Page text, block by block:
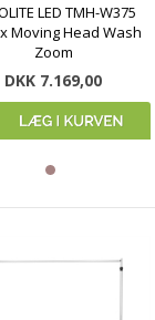
LED TMH-W375
Moving Head Wash
Zoom
DKK 7.169,00